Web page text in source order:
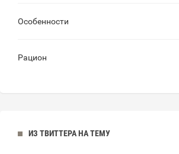
Особенности
Рацион
ИЗ ТВИТТЕРА НА ТЕМУ